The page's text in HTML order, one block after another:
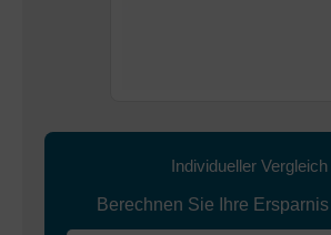
Individueller Vergleich
Berechnen Sie Ihre